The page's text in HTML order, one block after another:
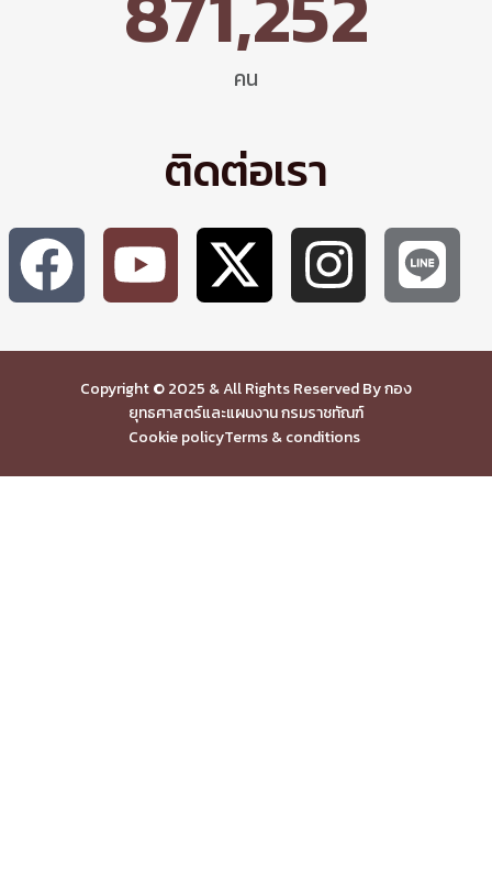
คน
ติดต่อเรา
Copyright © 2025 & All Rights Reserved By กอง
ยุทธศาสตร์และแผนงาน กรมราชทัณฑ์
Cookie policyTerms & conditions